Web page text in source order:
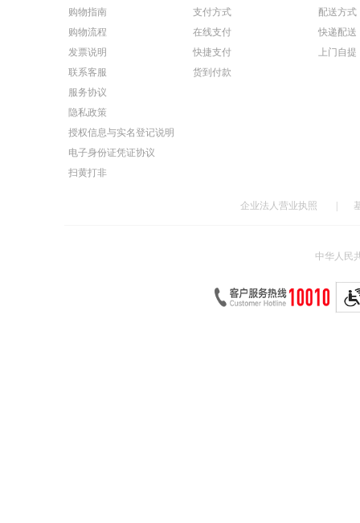
购物指南
购物流程
发票说明
联系客服
服务协议
隐私政策
授权信息与实名登记说明
电子身份证凭证协议
扫黄打非
支付方式
在线支付
快捷支付
货到付款
配送方式
快递配送
上门自提
企业法人营业执照
中华人民